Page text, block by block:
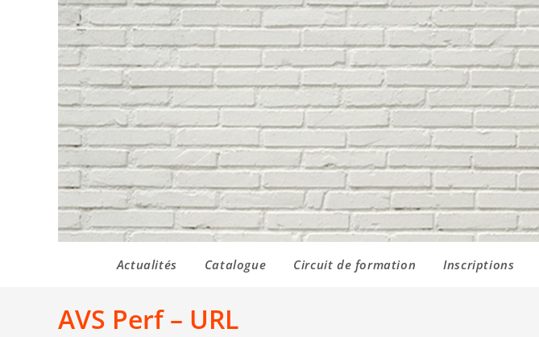
Actualités Catalogue Circuit de formation Inscriptions
AVS Perf – URL